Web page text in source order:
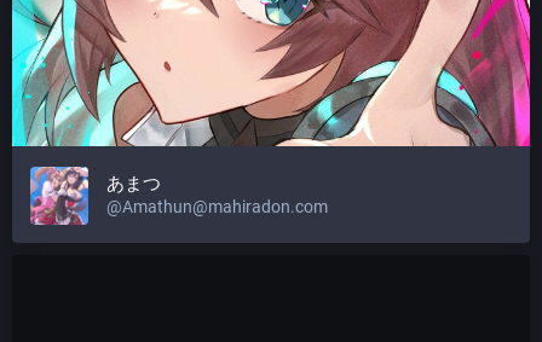
あまつ
@Amathun@mahiradon.com